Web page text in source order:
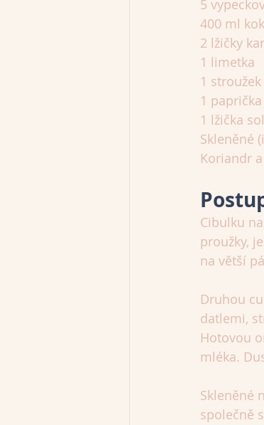
5
400 ml
2 lžičky
1 limetka
1
1
1 lžička
Skleněné
Koriandr
Cibulku
proužky,
na větší
Druhou
datlemi,
Hotovou
mléka.
Skleněné
společně